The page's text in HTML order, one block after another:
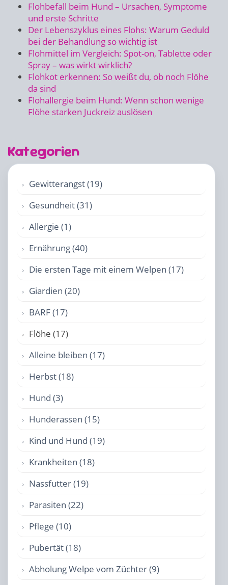
Flohbefall beim Hund – Ursachen, Symptome
und erste Schritte
Der Lebenszyklus eines Flohs: Warum Geduld
bei der Behandlung so wichtig ist
Flohmittel im Vergleich: Spot-on, Tablette oder
Spray – was wirkt wirklich?
Flohkot erkennen: So weißt du, ob noch Flöhe
da sind
Flohallergie beim Hund: Wenn schon wenige
Flöhe starken Juckreiz auslösen
Kategorien
Gewitterangst (19)
Gesundheit (31)
Allergie (1)
Ernährung (40)
Die ersten Tage mit einem Welpen (17)
Giardien (20)
BARF (17)
Flöhe (17)
Alleine bleiben (17)
Herbst (18)
Hund (3)
Hunderassen (15)
Kind und Hund (19)
Krankheiten (18)
Nassfutter (19)
Parasiten (22)
Pflege (10)
Pubertät (18)
Abholung Welpe vom Züchter (9)